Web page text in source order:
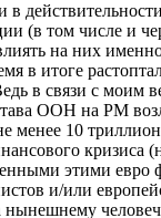
(в том числе и
на них
в итоге
в связи с моим
ООН на РМ
менее 10
кризиса
этими евро
и/или